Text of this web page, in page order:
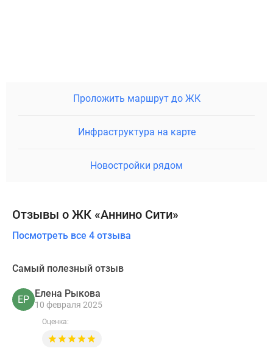
Проложить маршрут до ЖК
Инфраструктура на карте
Новостройки рядом
Отзывы о ЖК «Аннино Сити»
Посмотреть все 4 отзыва
Самый полезный отзыв
ЕР
Елена Рыкова
10 февраля 2025
Оценка: